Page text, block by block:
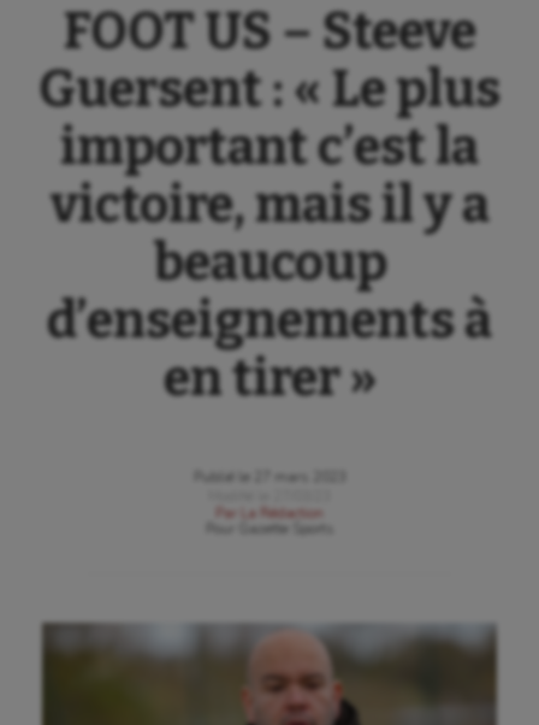
FOOT US – Steeve
Guersent : « Le plus
important c’est la
victoire, mais il y a
beaucoup
d’enseignements à
en tirer »
Publié le
27 mars 2023
Par
La Rédaction
Gazette Sports